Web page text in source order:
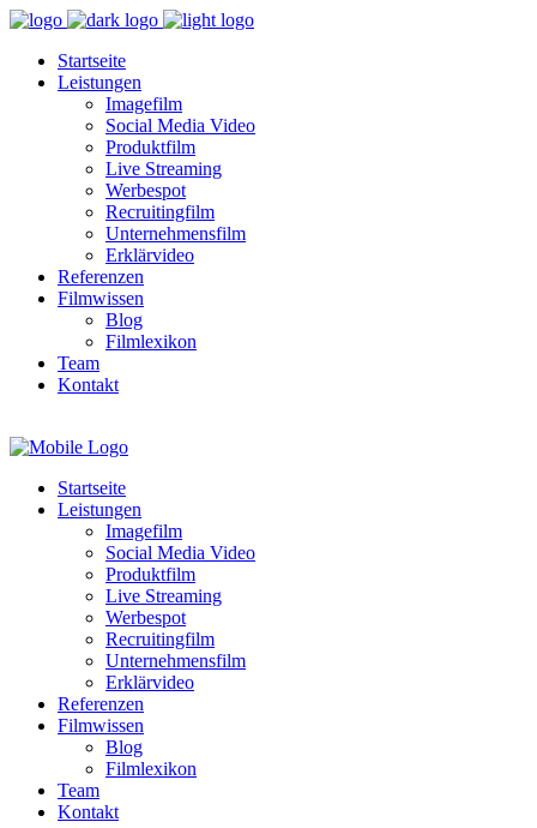
Startseite
Leistungen
Imagefilm
Social Media Video
Produktfilm
Live Streaming
Werbespot
Recruitingfilm
Unternehmensfilm
Erklärvideo
Referenzen
Filmwissen
Blog
Filmlexikon
Team
Kontakt
Startseite
Leistungen
Imagefilm
Social Media Video
Produktfilm
Live Streaming
Werbespot
Recruitingfilm
Unternehmensfilm
Erklärvideo
Referenzen
Filmwissen
Blog
Filmlexikon
Team
Kontakt